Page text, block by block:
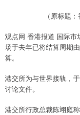
（原标题
观点网 香港报道 国际
场于去年已将结算周期
算。
港交所为与世界接轨，
讨论文件。
港交所行政总裁陈翊庭